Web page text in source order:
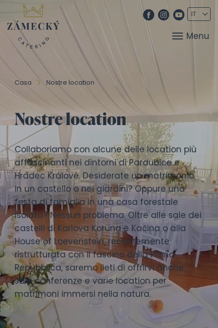
Menu
Casa Nostre location
Nostre location
Collaboriamo con alcune delle location più
affascinanti nei dintorni di Pardubice e
Hradec Králové. Desiderate un matrimonio
in un castello o nei giardini? Oppure una
festa di famiglia in una casa forestale
isolata? Nessun problema. Oltre alle sale dei
castelli di Karlova Koruna e Kačina o alla
House of Loevenstein, recentemente
ristrutturata con il fascino della Prima
Repubblica, saremo lieti di offrirvi anche
sale conferenze e varie location per
matrimoni immersi nella natura.